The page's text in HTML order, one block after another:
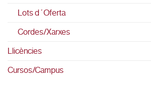
Lots d´Oferta
Cordes/Xarxes
Llicències
Cursos/Campus